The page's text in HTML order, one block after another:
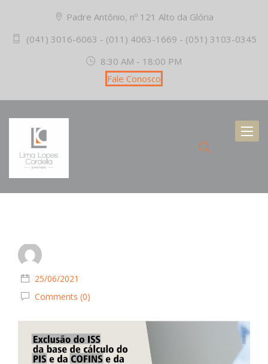
Padre Antônio, nº 121 Alto da Glória
(041) 3016-6063 - (011) 4063-1669 - (051) 3103-0345
8:30 AM - 18:00 PM
Fale Conosco
25/06/2021
Comments (0)